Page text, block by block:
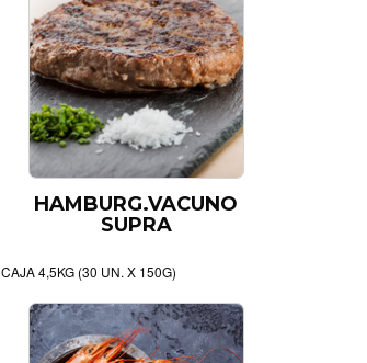
HAMBURG.VACUNO
SUPRA
CAJA 4,5KG (30 UN. X 150G)